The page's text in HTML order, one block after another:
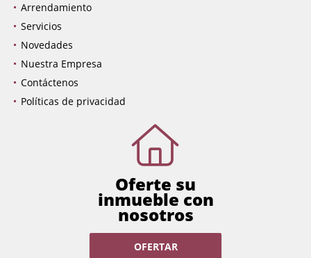
Arrendamiento
Servicios
Novedades
Nuestra Empresa
Contáctenos
Políticas de privacidad
Oferte su
inmueble con
nosotros
OFERTAR